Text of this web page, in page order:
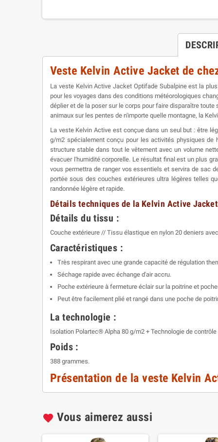
Veste Kelvin Active Jacket de
La veste Kelvin Active Jacket Optifade Subalpine est la
pour les voyages dans des conditions météorologiques
déplier et de la poser sur le corps pour faire disparaître
animaux sur les pentes de n'importe quelle montagne, la
La veste Kelvin Active est conçue dans un seul but : être
g/m2 spécialement conçu pour les activités physiques de
structure stable dans tout le vêtement avec un volume
évacuer l'humidité corporelle. Le résultat final est un plus
vous permettra de ranger vos essentiels et servira de sac
portée sous des couches extérieures ultra légères telles
randonnée légère et rapide.
Détails techniques de la Kelvin Active
Détails du tissu :
Couche extérieure // Tissu élastique en nylon 20 deniers
Caractéristiques :
Très respirant avec une grande capacité de régulation
Séchage rapide avec échange d'air accru.
Poche extérieure à fermeture éclair sur la poitrine et
Peut être facilement plié et rangé dans une poche de
La technologie :
Isolation Polartec® Alpha 80 g/m2 + Technologie de
Poids :
388 grammes.
Présentation de la veste Kelvin
favorite Vous aimerez aussi